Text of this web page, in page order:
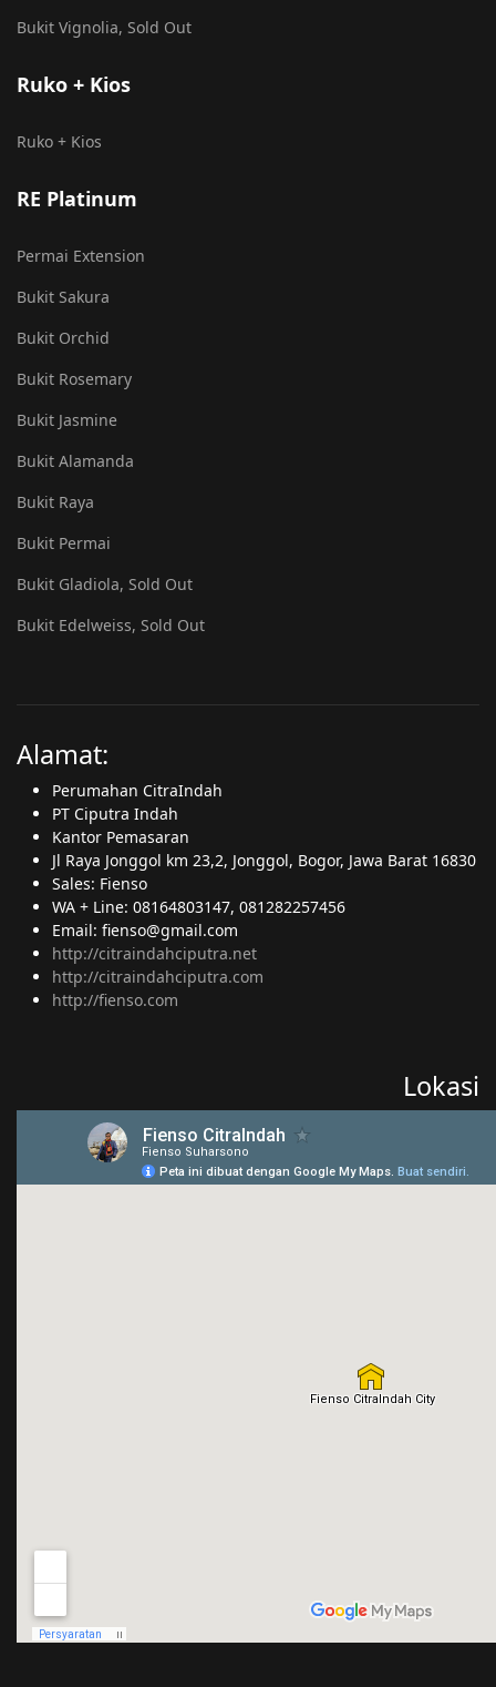
Bukit Vignolia, Sold Out
Ruko + Kios
Ruko + Kios
RE Platinum
Permai Extension
Bukit Sakura
Bukit Orchid
Bukit Rosemary
Bukit Jasmine
Bukit Alamanda
Bukit Raya
Bukit Permai
Bukit Gladiola, Sold Out
Bukit Edelweiss, Sold Out
Alamat:
Perumahan CitraIndah
PT Ciputra Indah
Kantor Pemasaran
Jl Raya Jonggol km 23,2, Jonggol, Bogor, Jawa Barat 16830
Sales: Fienso
WA + Line: 08164803147, 081282257456
Email: fienso@gmail.com
http://citraindahciputra.net
http://citraindahciputra.com
http://fienso.com
Lokasi